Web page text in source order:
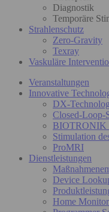
Diagnostik
Temporäre
Strahlenschutz
Zero-Gravity
Texray
Vaskuläre
Veranstaltungen
Innovative
DX-
Closed-Loop-
BIOTRONIK
Stimulation
ProMRI
Dienstleistungen
Device
Home